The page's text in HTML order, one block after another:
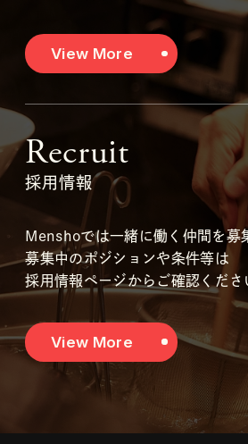
View More
Recruit
採用情報
Menshoでは一緒に働く仲間を募
募集中のポジションや条件等は
採用情報ページからご確認くださ
View More